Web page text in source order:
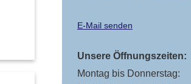
E-Mail senden
Unsere Öffnungszeiten:
Montag bis Donnerstag: